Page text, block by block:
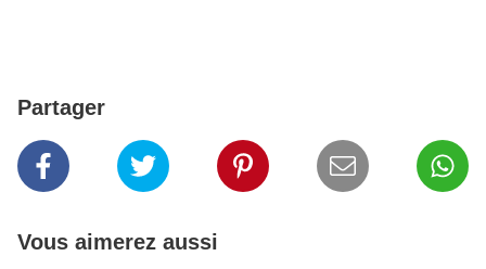
Partager
Vous aimerez aussi